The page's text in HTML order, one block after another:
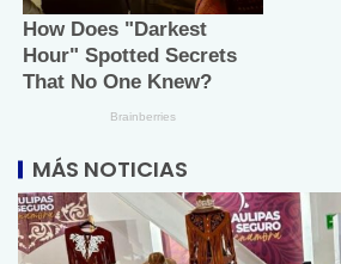
MÁS NOTICIAS